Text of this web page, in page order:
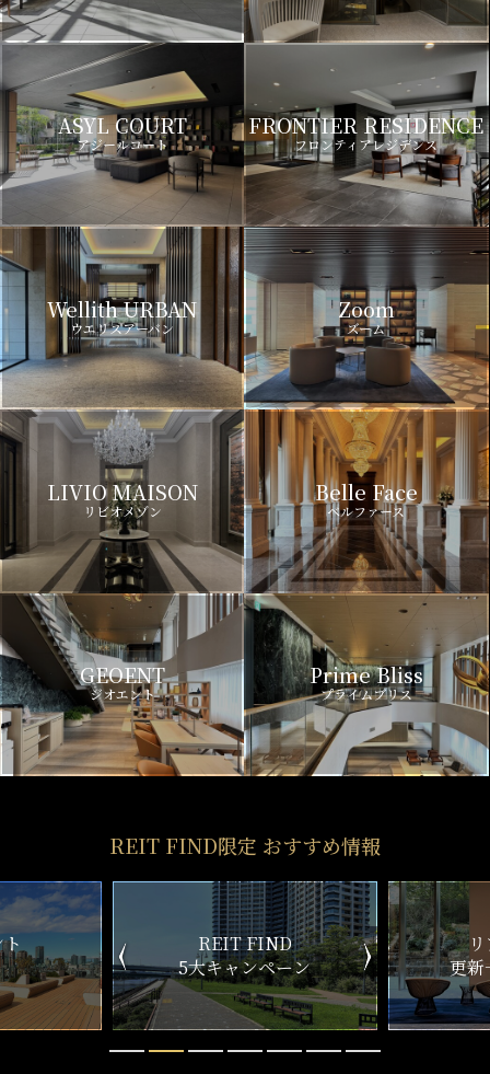
ASYL COURT
アジールコート
FRONTIER RESIDENCE
フロンティアレジデンス
Wellith URBAN
ウエリスアーバン
Zoom
ズーム
LIVIO MAISON
リビオメゾン
Belle Face
ベルファース
GEOENT
ジオエント
Prime Bliss
プライムブリス
REIT FIND限定 おすすめ情報
ン
リアルタイム
更新一覧チェック
新